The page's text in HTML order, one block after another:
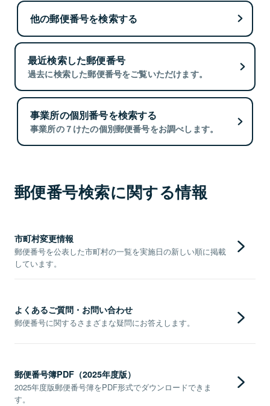
他の郵便番号を検索する
最近検索した郵便番号
過去に検索した郵便番号をご覧いただけます。
事業所の個別番号を検索する
事業所の７けたの個別郵便番号をお調べします。
郵便番号検索に関する情報
市町村変更情報
郵便番号を公表した市町村の一覧を実施日の新しい順に掲載
しています。
よくあるご質問・お問い合わせ
郵便番号に関するさまざまな疑問にお答えします。
郵便番号簿PDF（2025年度版）
2025年度版郵便番号簿をPDF形式でダウンロードできま
す。